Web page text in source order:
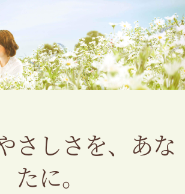
さしさを、あな
たに。